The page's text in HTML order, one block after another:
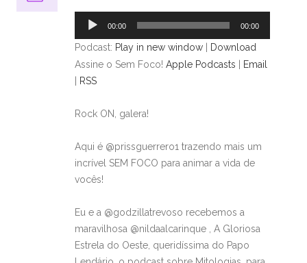
de
áudio
00:00 00:00
Podcast: Play in new window | Download
Assine o Sem Foco! Apple Podcasts | Email
| RSS
Rock ON, galera!
Aqui é @prissguerrero1 trazendo mais um
incrível SEM FOCO para animar a vida de
vocês!
Eu e a @godzillatrevoso recebemos a
maravilhosa @nildaalcarinque , A Gloriosa
Estrela do Oeste, queridíssima do Papo